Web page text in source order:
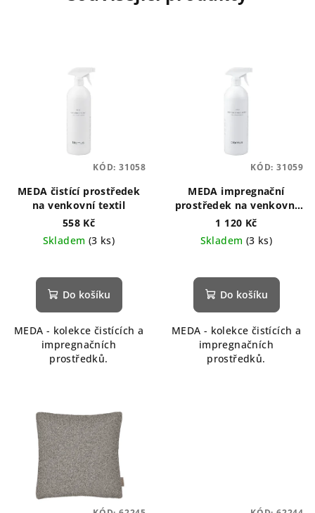
MEDA čistící prostředek
na venkovní textil
558 Kč
Skladem (3 ks)
Do košíku
MEDA - kolekce čistících a
impregnačních
prostředků.
KÓD: 31058
MEDA impregnační
prostředek na venkovní
textil
1 120 Kč
Skladem (3 ks)
Do košíku
MEDA - kolekce čistících a
impregnačních
prostředků.
KÓD: 31059